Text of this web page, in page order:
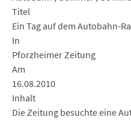
Titel
Ein Tag auf dem Autobahn-
In
Pforzheimer Zeitung
Am
16.08.2010
Inhalt
Die Zeitung besuchte eine